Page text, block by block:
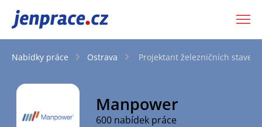
JenPráce.cz
Nabídky práce Ostrava Projektant železničních
Manpower
600 nabídek práce